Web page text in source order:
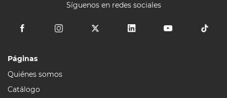
Síguenos en redes sociales
Páginas
Quiénes somos
Catálogo